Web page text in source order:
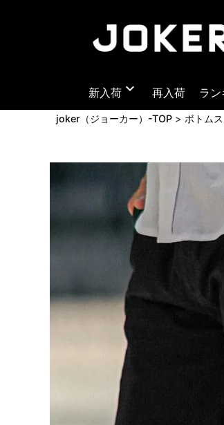
新入荷 expand_more 再入荷 ラ
joker（ジョーカー）-TOP ボトムス